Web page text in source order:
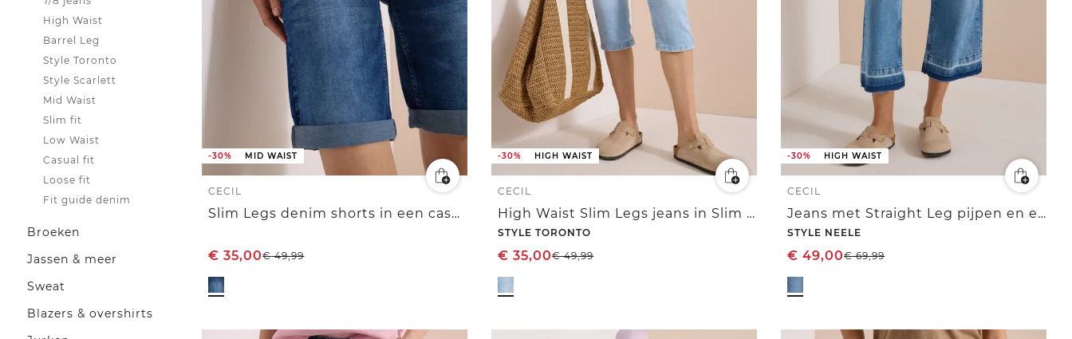
High Waist
Barrel Leg
Style Toronto
Style Scarlett
Mid Waist
Slim fit
Low Waist
Casual fit
Loose fit
Fit guide denim
Broeken
Jassen & meer
Sweat
Blazers & overshirts
-30% MID WAIST
CECIL
Slim Legs denim shorts in een casual fit
€ 35,00€49,99
-30% HIGH WAIST
CECIL
High Waist Slim Legs jeans in Slim Fit
STYLE TORONTO
€ 35,00€49,99
-30% HIGH WAIST
CECIL
Jeans met Straight Leg pijpen en een rafelige zoom
STYLE NEELE
€ 49,00€69,99